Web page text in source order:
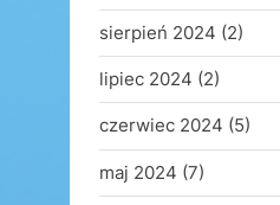
sierpień 2024 (2)
lipiec 2024 (2)
czerwiec 2024 (5)
maj 2024 (7)